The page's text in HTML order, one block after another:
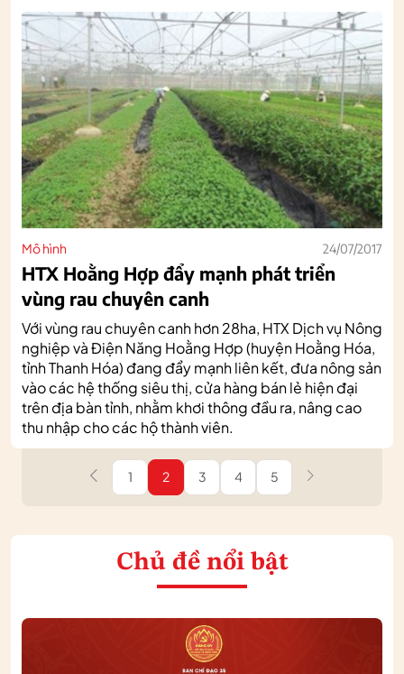
Mô hình 24/07/2017
HTX Hoằng Hợp đẩy mạnh phát triển
vùng rau chuyên canh
Với vùng rau chuyên canh hơn 28ha, HTX Dịch vụ Nông
nghiệp và Điện Năng Hoằng Hợp (huyện Hoằng Hóa,
tỉnh Thanh Hóa) đang đẩy mạnh liên kết, đưa nông sản
vào các hệ thống siêu thị, cửa hàng bán lẻ hiện đại
trên địa bàn tỉnh, nhằm khơi thông đầu ra, nâng cao
thu nhập cho các hộ thành viên.
1 2 3 4 5
Chủ đề nổi bật